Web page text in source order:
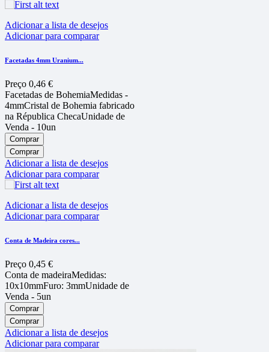
Adicionar a lista de desejos
Adicionar para comparar
Facetadas 4mm Uranium...
Preço 0,46 €
Facetadas de BohemiaMedidas -
4mmCristal de Bohemia fabricado
na Républica ChecaUnidade de
Venda - 10un
Comprar
Comprar
Adicionar a lista de desejos
Adicionar para comparar
Adicionar a lista de desejos
Adicionar para comparar
Conta de Madeira cores...
Preço 0,45 €
Conta de madeiraMedidas:
10x10mmFuro: 3mmUnidade de
Venda - 5un
Comprar
Comprar
Adicionar a lista de desejos
Adicionar para comparar